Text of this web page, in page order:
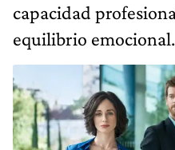
capacidad
equilibrio emocional.